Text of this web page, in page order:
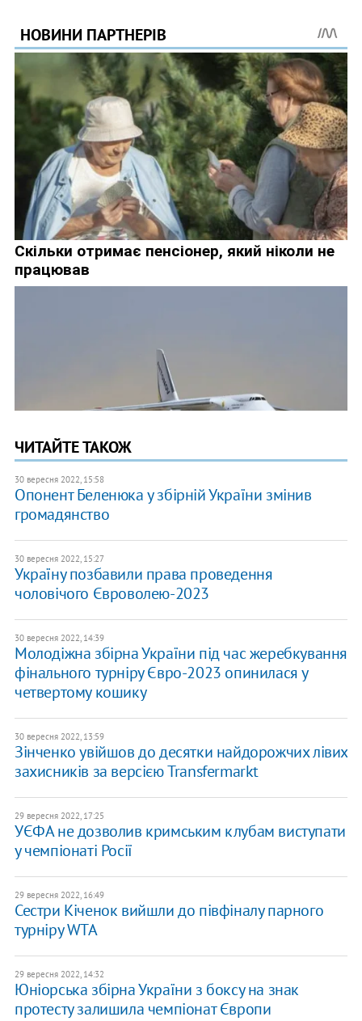
ЧИТАЙТЕ ТАКОЖ
30 вересня 2022, 15:58
Опонент Беленюка у збірній України змінив
громадянство
30 вересня 2022, 15:27
Україну позбавили права проведення
чоловічого Євроволею-2023
30 вересня 2022, 14:39
Молодіжна збірна України під час жеребкування
фінального турніру Євро-2023 опинилася у
четвертому кошику
30 вересня 2022, 13:59
Зінченко увійшов до десятки найдорожчих лівих
захисників за версією Transfermarkt
29 вересня 2022, 17:25
УЄФА не дозволив кримським клубам виступати
у чемпіонаті Росії
29 вересня 2022, 16:49
Сестри Кіченок вийшли до півфіналу парного
турніру WTA
29 вересня 2022, 14:32
Юніорська збірна України з боксу на знак
протесту залишила чемпіонат Європи